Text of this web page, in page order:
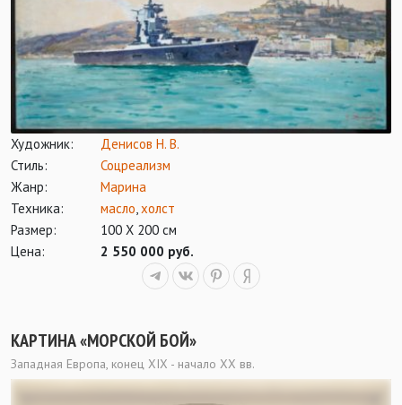
Художник:
Денисов Н. В.
Стиль:
Соцреализм
Жанр:
Марина
Техника:
масло,холст
Размер:
100 Х 200 см
Цена:
2 550 000 руб.
КАРТИНА «МОРСКОЙ БОЙ»
Западная Европа, конец ХIХ - начало ХХ вв.